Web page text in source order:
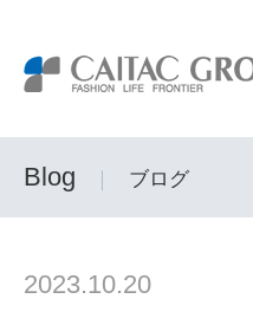
Blog ブログ
2023.10.20